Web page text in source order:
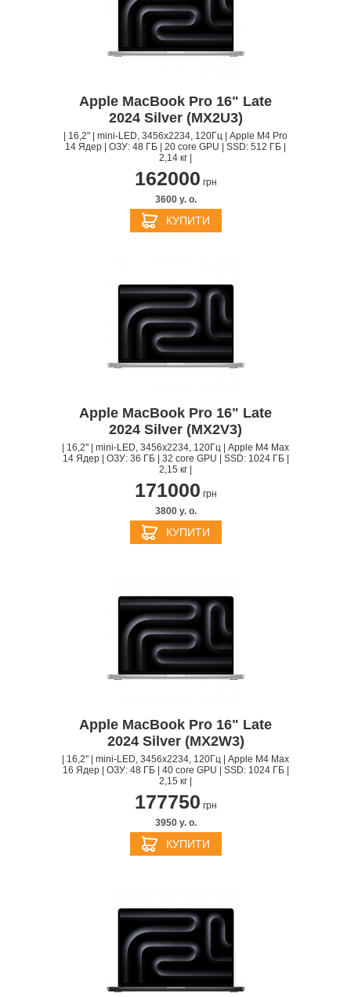
Apple MacBook Pro 16" Late
2024 Silver (MX2U3)
| 16,2" | mini-LED, 3456x2234, 120Гц | Apple M4 Pro
14 Ядер | ОЗУ: 48 ГБ | 20 core GPU | SSD: 512 ГБ |
2,14 кг |
162000 грн
3600 y. о.
КУПИТИ
Apple MacBook Pro 16" Late
2024 Silver (MX2V3)
| 16,2" | mini-LED, 3456x2234, 120Гц | Apple M4 Max
14 Ядер | ОЗУ: 36 ГБ | 32 core GPU | SSD: 1024 ГБ |
2,15 кг |
171000 грн
3800 y. о.
КУПИТИ
Apple MacBook Pro 16" Late
2024 Silver (MX2W3)
| 16,2" | mini-LED, 3456x2234, 120Гц | Apple M4 Max
16 Ядер | ОЗУ: 48 ГБ | 40 core GPU | SSD: 1024 ГБ |
2,15 кг |
177750 грн
3950 y. о.
КУПИТИ